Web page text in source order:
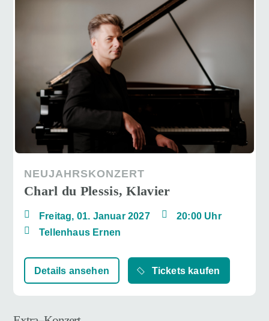
NEUJAHRSKONZERT
Charl du Plessis, Klavier
Freitag, 01. Januar 2027
20:00 Uhr
Tellenhaus Ernen
Details ansehen Tickets kaufen